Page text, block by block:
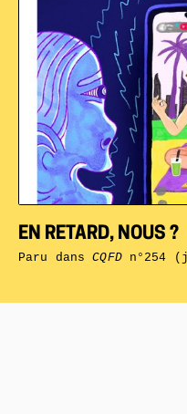
EN RETARD, NOUS ?
Paru dansCQFDn°254